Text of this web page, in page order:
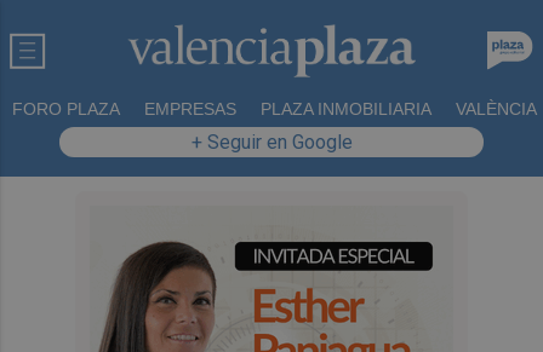
FORO PLAZA EMPRESAS PLAZA INMOBILIARIA VALÈNCIA
+ Seguir en Google